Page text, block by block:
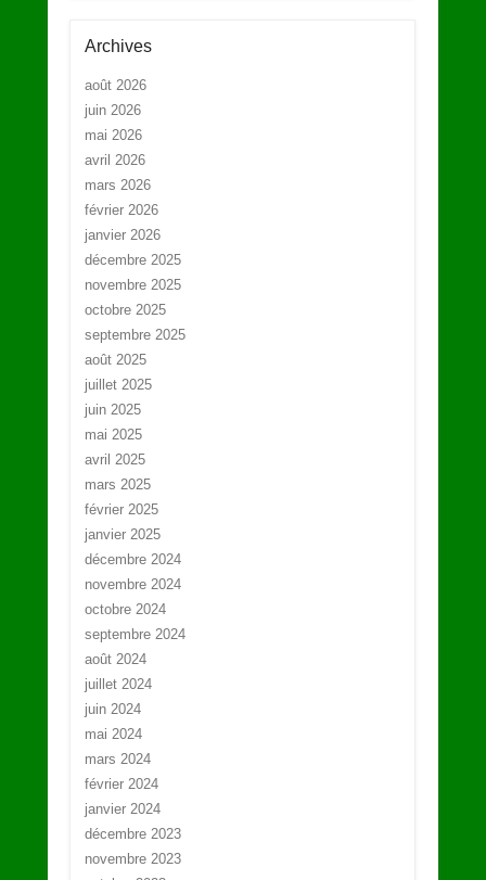
Archives
août 2026
juin 2026
mai 2026
avril 2026
mars 2026
février 2026
janvier 2026
décembre 2025
novembre 2025
octobre 2025
septembre 2025
août 2025
juillet 2025
juin 2025
mai 2025
avril 2025
mars 2025
février 2025
janvier 2025
décembre 2024
novembre 2024
octobre 2024
septembre 2024
août 2024
juillet 2024
juin 2024
mai 2024
mars 2024
février 2024
janvier 2024
décembre 2023
novembre 2023